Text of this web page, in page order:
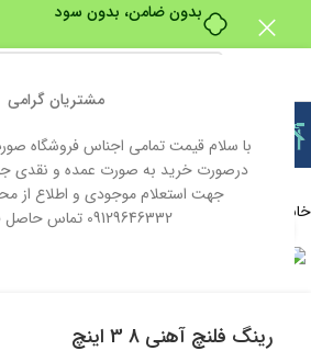
مشتریان گرامی
با سلام قیمت تمامی اجناس فروشگاه
درصورت خرید به صورت عمده و نقدی
جهت استعلام موجودی و اطلاع از
09129646332 تماس حاصل فرمایید
بدون ضامن، بدون سود
خانه
بزرگنمایی تصویر
رینگ فلنچ آهنی 8 3 اینچ